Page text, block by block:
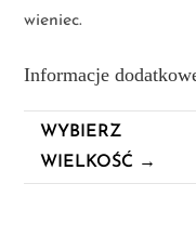
wieniec.
Informacje
WYBIERZ
WIELKOŚĆ →